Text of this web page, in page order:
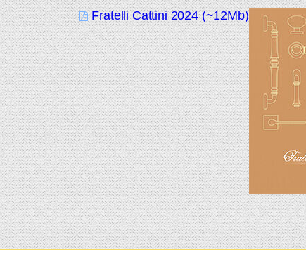
Fratelli Cattini 2024 (~12Mb)